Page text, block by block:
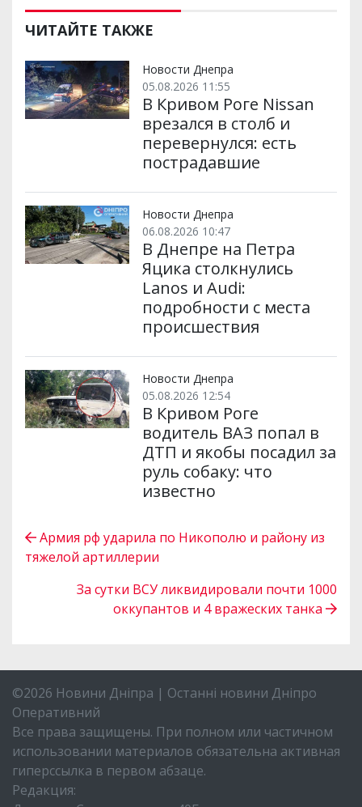
ЧИТАЙТЕ ТАКЖЕ
Новости Днепра
05.08.2026 11:55
В Кривом Роге Nissan
врезался в столб и
перевернулся: есть
пострадавшие
Новости Днепра
06.08.2026 10:47
В Днепре на Петра
Яцика столкнулись
Lanos и Audi:
подробности с места
происшествия
Новости Днепра
05.08.2026 12:54
В Кривом Роге
водитель ВАЗ попал в
ДТП и якобы посадил за
руль собаку: что
известно
Армия рф ударила по Никополю и району из
тяжелой артиллерии
За сутки ВСУ ликвидировали почти 1000
оккупантов и 4 вражеских танка
©2026 Новини Дніпра | Останні новини Дніпро
Оперативний
Все права защищены. При полном или частичном
использовании материалов обязательна активная
гиперссылка в первом абзаце.
Редакция: